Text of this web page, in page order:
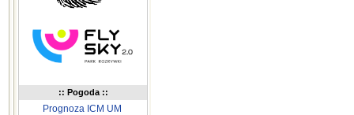
:: Pogoda ::
Prognoza ICM UM